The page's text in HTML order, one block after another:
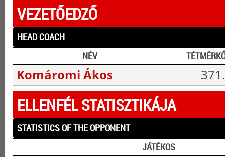
VEZETŐEDZŐ
HEAD COACH
NÉV
Komáromi Ákos 371.
ELLENFÉL STATISZTIKÁJA
STATISTICS OF THE OPPONENT
JÁTÉKOS